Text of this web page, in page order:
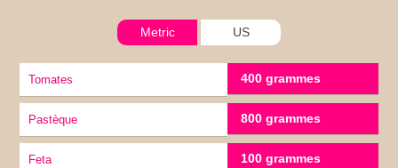
Metric US
Tomates 400 grammes
Pastèque 800 grammes
Feta 100 grammes